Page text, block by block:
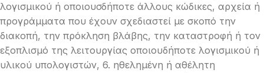
λογισμικού ή οποιουσδήποτε άλλους κώδικες, αρχεία ή
προγράμματα που έχουν σχεδιαστεί με σκοπό την
διακοπή, την πρόκληση βλάβης, την καταστροφή ή τον
εξοπλισμό της λειτουργίας οποιουδήποτε λογισμικού ή
υλικού υπολογιστών, 6. ηθελημένη ή αθέλητη